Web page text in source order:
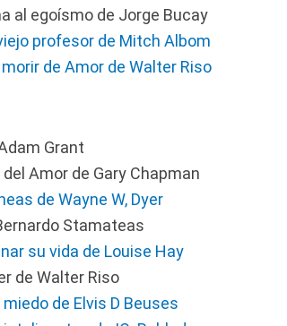
al egoísmo de Jorge Bucay
profesor de Mitch Albom
de Amor de Walter Riso
Grant
Amor de Gary Chapman
de Wayne W, Dyer
Stamateas
su vida de Louise Hay
de Walter Riso
de Elvis D Beuses